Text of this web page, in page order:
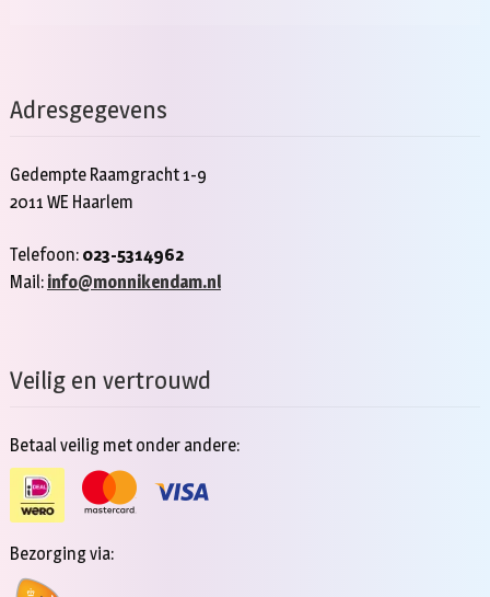
Adresgegevens
Gedempte Raamgracht 1-9
2011 WE Haarlem
Telefoon: 023-5314962
Mail: info@monnikendam.nl
Veilig en vertrouwd
Betaal veilig met onder andere:
Bezorging via: